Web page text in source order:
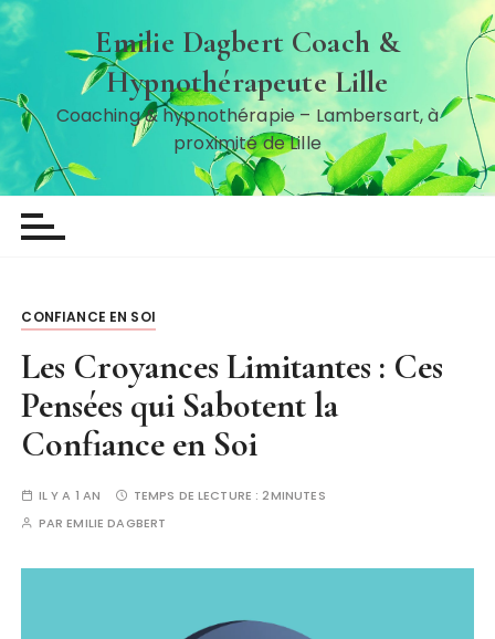
P
a
s
e
r
a
Emilie Dagbert Coach &
Hypnothérapeute Lille
Coaching & hypnothérapie – Lambersart, à
proximité de Lille
CONFIANCE EN SOI
Les Croyances Limitantes : Ces
Pensées qui Sabotent la
Confiance en Soi
IL Y A 1 AN TEMPS DE LECTURE :2MINUTES
PAREMILIE DAGBERT